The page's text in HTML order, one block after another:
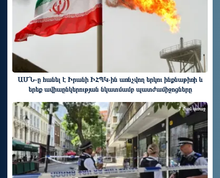
ԱՄՆ-ը հանել է Իրանի ԻՀՊԿ-ին առնչվող երկու ինքնաթիռի և
երեք ավիաընկերության նկատմամբ պատժամիջոցները
7 ժամ առաջ